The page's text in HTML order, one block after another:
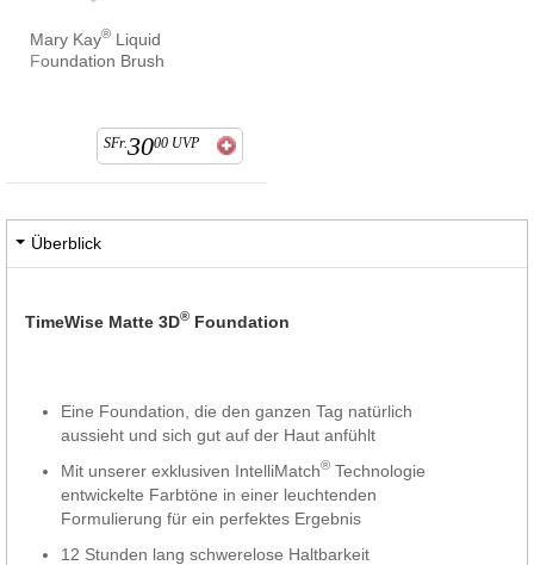
Mary Kay® Liquid
Foundation Brush
SFr.3000 UVP
Überblick
TimeWise Matte 3D® Foundation
Eine Foundation, die den ganzen Tag natürlich
aussieht und sich gut auf der Haut anfühlt
Mit unserer exklusiven IntelliMatch® Technologie
entwickelte Farbtöne in einer leuchtenden
Formulierung für ein perfektes Ergebnis
12 Stunden lang schwerelose Haltbarkeit